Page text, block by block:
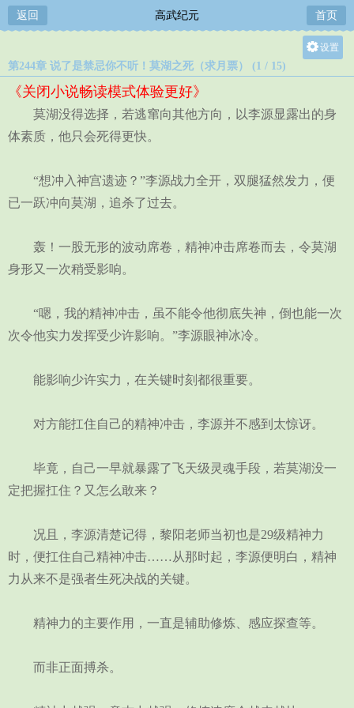
返回 高武纪元 首页
设置
中
第244章 说了是禁忌你不听！莫湖之死（求月票） (1 / 15)
《关闭小说畅读模式体验更好》
莫湖没得选择，若逃窜向其他方向，以李源显露出的身
体素质，他只会死得更快。
“想冲入神宫遗迹？”李源战力全开，双腿猛然发力，便
已一跃冲向莫湖，追杀了过去。
轰！一股无形的波动席卷，精神冲击席卷而去，令莫湖
身形又一次稍受影响。
“嗯，我的精神冲击，虽不能令他彻底失神，倒也能一次
次令他实力发挥受少许影响。”李源眼神冰冷。
能影响少许实力，在关键时刻都很重要。
对方能扛住自己的精神冲击，李源并不感到太惊讶。
毕竟，自己一早就暴露了飞天级灵魂手段，若莫湖没一
定把握扛住？又怎么敢来？
况且，李源清楚记得，黎阳老师当初也是29级精神力
时，便扛住自己精神冲击……从那时起，李源便明白，精神
力从来不是强者生死决战的关键。
精神力的主要作用，一直是辅助修炼、感应探查等。
而非正面搏杀。